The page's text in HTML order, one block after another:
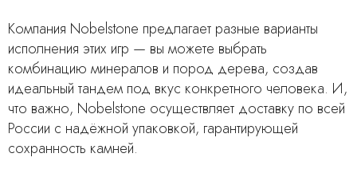
Компания Nobelstone предлагает разные варианты
исполнения этих игр — вы можете выбрать
комбинацию минералов и пород дерева, создав
идеальный тандем под вкус конкретного человека. И,
что важно, Nobelstone осуществляет доставку по всей
России с надёжной упаковкой, гарантирующей
сохранность камней.